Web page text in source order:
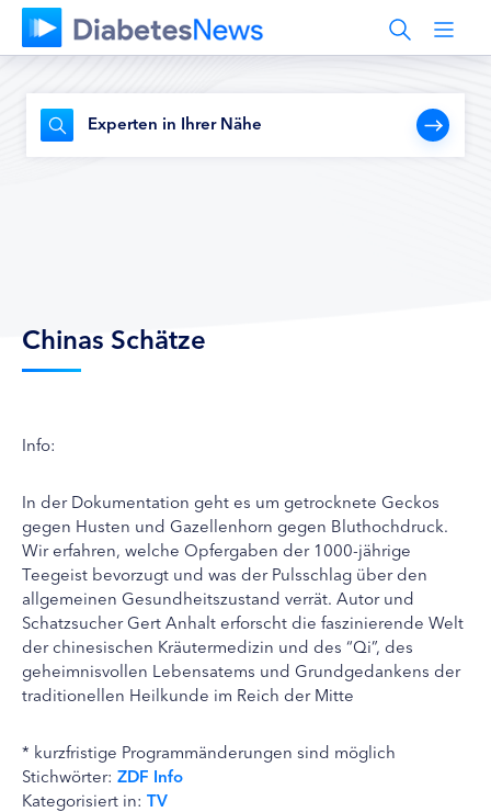
Experten in Ihrer Nähe
Chinas Schätze
Info:
In der Dokumentation geht es um getrocknete Geckos
gegen Husten und Gazellenhorn gegen Bluthochdruck.
Wir erfahren, welche Opfergaben der 1000-jährige
Teegeist bevorzugt und was der Pulsschlag über den
allgemeinen Gesundheitszustand verrät. Autor und
Schatzsucher Gert Anhalt erforscht die faszinierende Welt
der chinesischen Kräutermedizin und des “Qi”, des
geheimnisvollen Lebensatems und Grundgedankens der
traditionellen Heilkunde im Reich der Mitte
* kurzfristige Programmänderungen sind möglich
Stichwörter: ZDF Info
Kategorisiert in: TV